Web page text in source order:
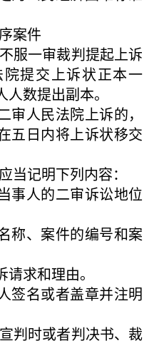
案件
服一审裁判提起上诉
提交上诉状正本一
数提出副本。
人民法院上诉的，
五日内将上诉状移交
当记明下列内容：
人的二审诉讼地位
、案件的编号和案
求和理由。
名或者盖章并注明
判时或者判决书、裁